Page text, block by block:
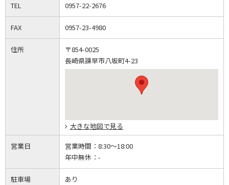
TEL 0957-22-2676
FAX 0957-23-4980
住所
〒854-0025
長崎県諫早市八坂町4-23
大きな地図で見る
営業日 営業時間： 8:30～18:00
年中無休： -
駐車場 あり